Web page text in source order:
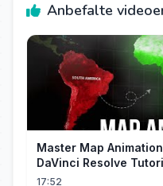
Anbefalte
Master Map
DaVinci Resolve
17:52